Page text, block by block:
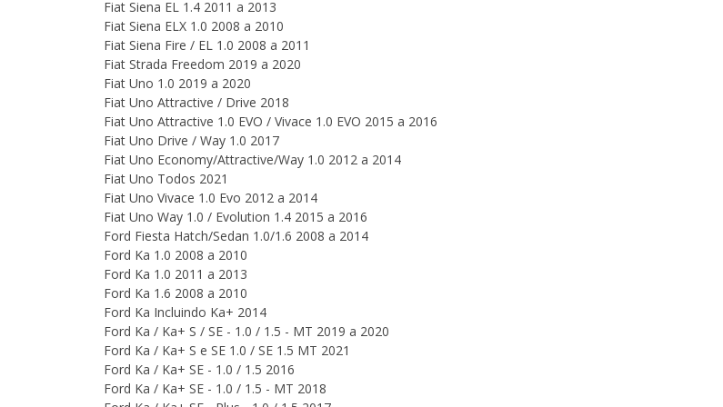
Fiat Siena EL 1.4 2011 a 2013
Fiat Siena ELX 1.0 2008 a 2010
Fiat Siena Fire / EL 1.0 2008 a 2011
Fiat Strada Freedom 2019 a 2020
Fiat Uno 1.0 2019 a 2020
Fiat Uno Attractive / Drive 2018
Fiat Uno Attractive 1.0 EVO / Vivace 1.0 EVO 2015 a 2016
Fiat Uno Drive / Way 1.0 2017
Fiat Uno Economy/Attractive/Way 1.0 2012 a 2014
Fiat Uno Todos 2021
Fiat Uno Vivace 1.0 Evo 2012 a 2014
Fiat Uno Way 1.0 / Evolution 1.4 2015 a 2016
Ford Fiesta Hatch/Sedan 1.0/1.6 2008 a 2014
Ford Ka 1.0 2008 a 2010
Ford Ka 1.0 2011 a 2013
Ford Ka 1.6 2008 a 2010
Ford Ka Incluindo Ka+ 2014
Ford Ka / Ka+ S / SE - 1.0 / 1.5 - MT 2019 a 2020
Ford Ka / Ka+ S e SE 1.0 / SE 1.5 MT 2021
Ford Ka / Ka+ SE - 1.0 / 1.5 2016
Ford Ka / Ka+ SE - 1.0 / 1.5 - MT 2018